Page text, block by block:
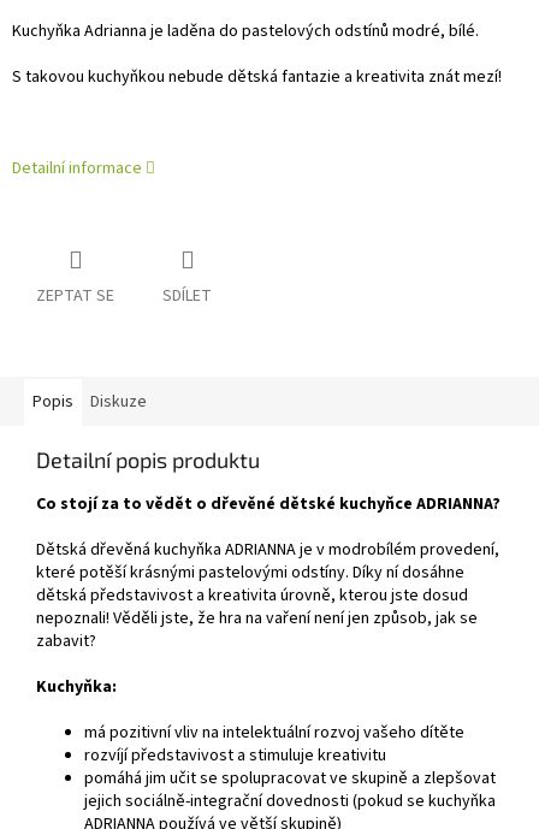
Kuchyňka Adrianna je laděna do pastelových odstínů modré, bílé.
S takovou kuchyňkou nebude dětská fantazie a kreativita znát mezí!
Detailní informace
ZEPTAT SE SDÍLET
Popis Diskuze
Detailní popis produktu
Co stojí za to vědět o dřevěné dětské kuchyňce ADRIANNA?
Dětská dřevěná kuchyňka ADRIANNA je v modrobílém provedení,
které potěší krásnými pastelovými odstíny. Díky ní dosáhne
dětská představivost a kreativita úrovně, kterou jste dosud
nepoznali! Věděli jste, že hra na vaření není jen způsob, jak se
zabavit?
Kuchyňka:
má pozitivní vliv na intelektuální rozvoj vašeho dítěte
rozvíjí představivost a stimuluje kreativitu
pomáhá jim učit se spolupracovat ve skupině a zlepšovat
jejich sociálně-integrační dovednosti (pokud se kuchyňka